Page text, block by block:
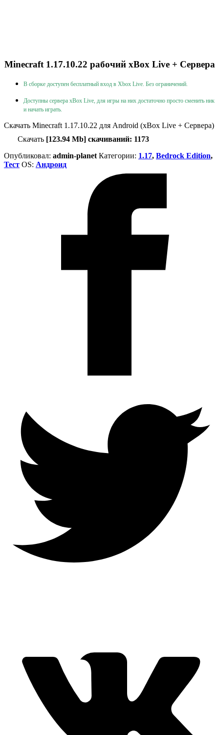
Minecraft 1.17.10.22 рабочий xBox Live + Сервера
В сборке доступен бесплатный вход в Xbox Live. Без ограничений.
Доступны сервера xBox Live, для игры на них достаточно просто сменить ник
и начать играть.
Скачать Minecraft 1.17.10.22 для Android (xBox Live + Сервера)
Скачать [123.94 Mb] скачиваний: 1173
Опубликовал: admin-planet Категории: 1.17, Bedrock Edition,
Тест ОS: Андроид